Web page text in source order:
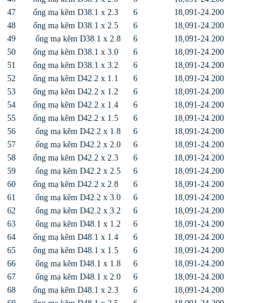
47
ống mạ kẽm D38.1 x 2.3 6
18,091-24.200
48
ống mạ kẽm D38.1 x 2.5 6
18,091-24.200
49
ống mạ kẽm D38.1 x 2.8 6
18,091-24.200
50
ống mạ kẽm D38.1 x 3.0 6
18,091-24.200
51
ống mạ kẽm D38.1 x 3.2 6
18,091-24.200
52
ống mạ kẽm D42.2 x 1.1 6
18,091-24.200
53
ống mạ kẽm D42.2 x 1.2 6
18,091-24.200
54
ống mạ kẽm D42.2 x 1.4 6
18,091-24.200
55
ống mạ kẽm D42.2 x 1.5 6
18,091-24.200
56
ống mạ kẽm D42.2 x 1.8 6
18,091-24.200
57
ống mạ kẽm D42.2 x 2.0 6
18,091-24.200
58
ống mạ kẽm D42.2 x 2.3 6
18,091-24.200
59
ống mạ kẽm D42.2 x 2.5 6
18,091-24.200
60
ống mạ kẽm D42.2 x 2.8 6
18,091-24.200
61
ống mạ kẽm D42.2 x 3.0 6
18,091-24.200
62
ống mạ kẽm D42.2 x 3.2 6
18,091-24.200
63
ống mạ kẽm D48.1 x 1.2 6
18,091-24.200
64
ống mạ kẽm D48.1 x 1.4 6
18,091-24.200
65
ống mạ kẽm D48.1 x 1.5 6
18,091-24.200
66
ống mạ kẽm D48.1 x 1.8 6
18,091-24.200
67
ống mạ kẽm D48.1 x 2.0 6
18,091-24.200
68
ống mạ kẽm D48.1 x 2.3 6
18,091-24.200